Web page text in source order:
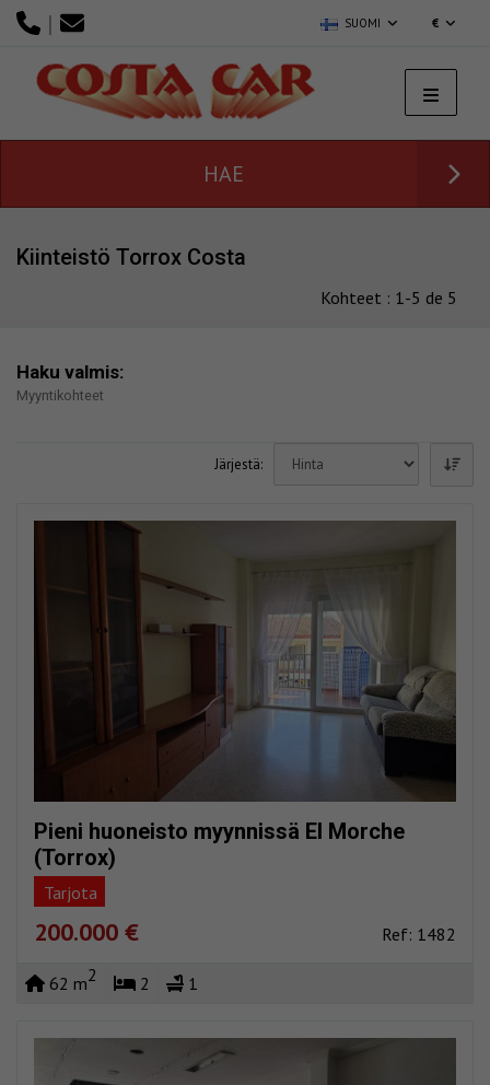
| SUOMI €
HAE
Kiinteistö Torrox Costa
Kohteet : 1-5 de 5
Haku valmis:
Myyntikohteet
Järjestä:
Pieni huoneisto myynnissä El Morche
(Torrox)
Tarjota
200.000 € Ref: 1482
62 m2 2 1